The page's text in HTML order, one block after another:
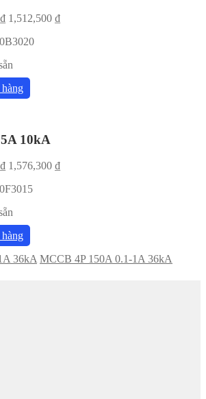
₫ 1,512,500 ₫
10kA
₫ 1,576,300 ₫
36kA MCCB 4P 150A 0.1-1A 36kA